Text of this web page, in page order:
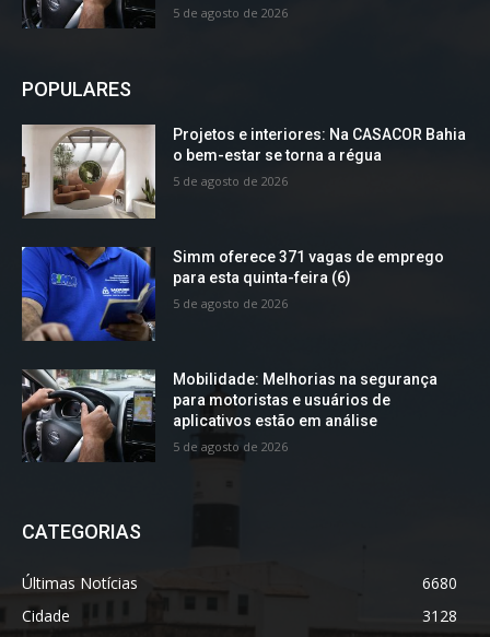
5 de agosto de 2026
POPULARES
Projetos e interiores: Na CASACOR Bahia
o bem-estar se torna a régua
5 de agosto de 2026
Simm oferece 371 vagas de emprego
para esta quinta-feira (6)
5 de agosto de 2026
Mobilidade: Melhorias na segurança
para motoristas e usuários de
aplicativos estão em análise
5 de agosto de 2026
CATEGORIAS
Últimas Notícias
6680
Cidade
3128